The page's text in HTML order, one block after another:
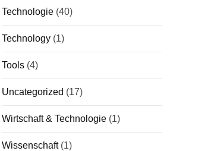
Technologie (40)
Technology (1)
Tools (4)
Uncategorized (17)
Wirtschaft & Technologie (1)
Wissenschaft(1)